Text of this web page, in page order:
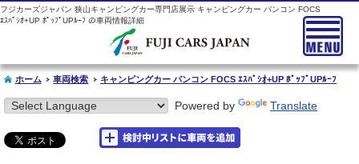
フジカーズジャパン 狭山キャンピングカー専門店展示 キャンピングカー バンコン FOCS
ｴｽﾊﾟｼｵ+UP ﾎﾟｯﾌﾟUPﾙｰﾌ の車両情報詳細
ホーム 車両検索 キャンピングカー バンコン FOCS ｴｽﾊﾟｼｵ+UP ﾎﾟｯﾌﾟUPﾙｰﾌ
Powered by Translate